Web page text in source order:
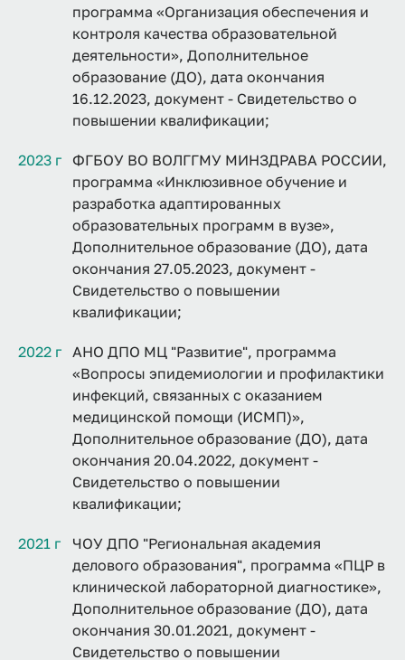
программа «Организация обеспечения и
контроля качества образовательной
деятельности», Дополнительное
образование (ДО), дата окончания
16.12.2023, документ - Свидетельство о
повышении квалификации;
2023 г
ФГБОУ ВО ВОЛГГМУ МИНЗДРАВА РОССИИ,
программа «Инклюзивное обучение и
разработка адаптированных
образовательных программ в вузе»,
Дополнительное образование (ДО), дата
окончания 27.05.2023, документ -
Свидетельство о повышении
квалификации;
2022 г АНО ДПО МЦ "Развитие", программа
«Вопросы эпидемиологии и профилактики
инфекций, связанных с оказанием
медицинской помощи (ИСМП)»,
Дополнительное образование (ДО), дата
окончания 20.04.2022, документ -
Свидетельство о повышении
квалификации;
2021 г
ЧОУ ДПО "Региональная академия
делового образования", программа «ПЦР в
клинической лабораторной диагностике»,
Дополнительное образование (ДО), дата
окончания 30.01.2021, документ -
Свидетельство о повышении